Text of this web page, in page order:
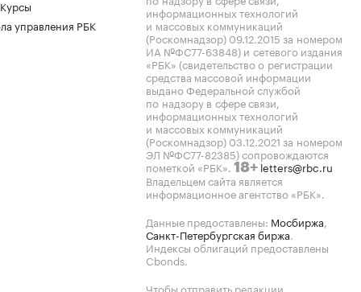
управления РБК
информационных технологий
и массовых коммуникаций
(Роскомнадзор) 09.12.2015 за номером
ИА №ФС77-63848) и сетевого издания
«РБК» (свидетельство о регистрации
средства массовой информации
выдано Федеральной службой
по надзору в сфере связи,
информационных технологий
и массовых коммуникаций
(Роскомнадзор) 03.12.2021 за номером
ЭЛ №ФС77-82385) сопровождаются
пометкой «РБК». 18+ letters@rbc.ru
Владельцем сайта является
информационное агентство «РБК».
Данные предоставлены: Мосбиржа,
Санкт-Петербургская биржа.
Индексы облигаций предоставлены
Cbonds.
Чтобы отправить редакции